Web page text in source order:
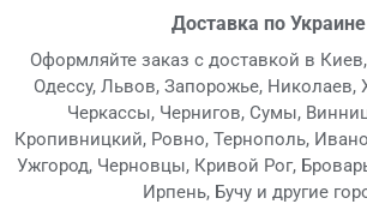
Доставка по Украине
Оформляйте заказ с доставкой в
Одессу, Львов, Запорожье, Николаев,
Черкассы, Чернигов, Сумы,
Кропивницкий, Ровно, Тернополь,
Ужгород, Черновцы, Кривой Рог,
Ирпень, Бучу и другие